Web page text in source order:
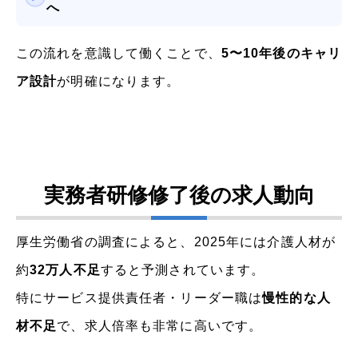
へ
この流れを意識して働くことで、 5〜10年後のキャリ
ア設計が明確になります。
実務者研修修了後の求人動向
厚生労働省の調査によると、2025年には介護人材が
約32万人不足すると予測されています。
特にサービス提供責任者・リーダー職は慢性的な人
材不足で、求人倍率も非常に高いです。